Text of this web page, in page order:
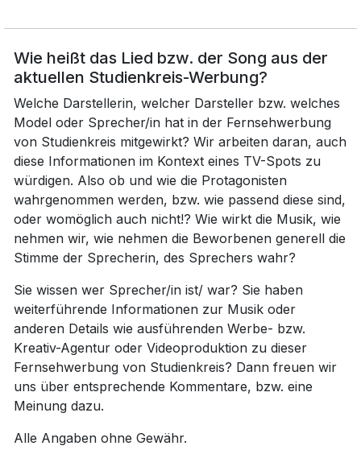
Wie heißt das Lied bzw. der Song aus der
aktuellen Studienkreis-Werbung?
Welche Darstellerin, welcher Darsteller bzw. welches
Model oder Sprecher/in hat in der Fernsehwerbung
von Studienkreis mitgewirkt? Wir arbeiten daran, auch
diese Informationen im Kontext eines TV-Spots zu
würdigen. Also ob und wie die Protagonisten
wahrgenommen werden, bzw. wie passend diese sind,
oder womöglich auch nicht!? Wie wirkt die Musik, wie
nehmen wir, wie nehmen die Beworbenen generell die
Stimme der Sprecherin, des Sprechers wahr?
Sie wissen wer Sprecher/in ist/ war? Sie haben
weiterführende Informationen zur Musik oder
anderen Details wie ausführenden Werbe- bzw.
Kreativ-Agentur oder Videoproduktion zu dieser
Fernsehwerbung von Studienkreis? Dann freuen wir
uns über entsprechende Kommentare, bzw. eine
Meinung dazu.
Alle Angaben ohne Gewähr.